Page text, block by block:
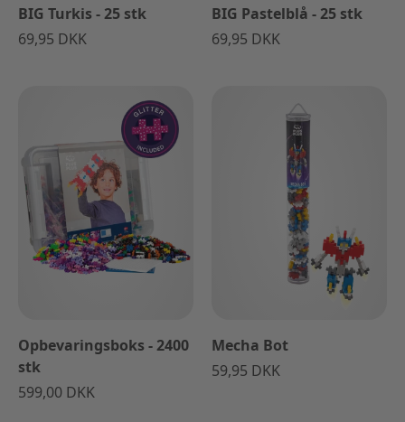
BIG Turkis - 25 stk
69,95 DKK
BIG Pastelblå - 25 stk
69,95 DKK
Opbevaringsboks - 2400
stk
599,00 DKK
Mecha Bot
59,95 DKK